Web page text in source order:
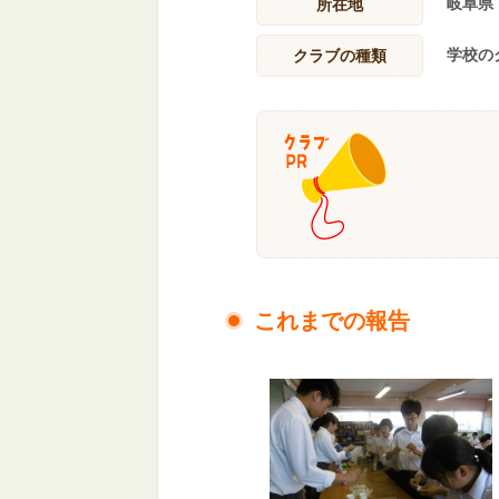
所在地
クラブの種類 学校の
これまでの報告